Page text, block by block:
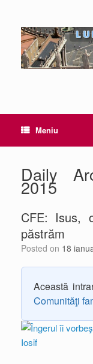
Meniu
Daily
2015
CFE: Isus,
păstrăm
Posted on 18
Această
Comunităţi